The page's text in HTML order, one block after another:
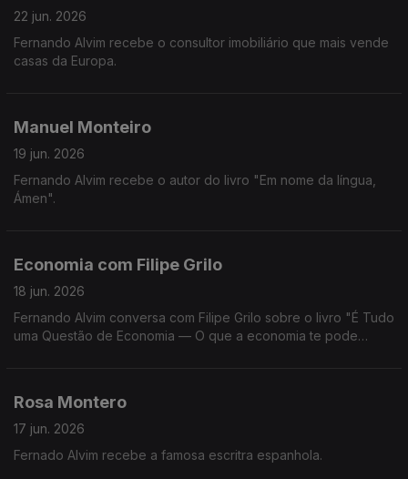
22 jun. 2026
Fernando Alvim recebe o consultor imobiliário que mais vende
casas da Europa.
Manuel Monteiro
19 jun. 2026
Fernando Alvim recebe o autor do livro "Em nome da língua,
Ámen".
Economia com Filipe Grilo
18 jun. 2026
Fernando Alvim conversa com Filipe Grilo sobre o livro "É Tudo
uma Questão de Economia — O que a economia te pode
Rosa Montero
17 jun. 2026
Fernado Alvim recebe a famosa escritra espanhola.